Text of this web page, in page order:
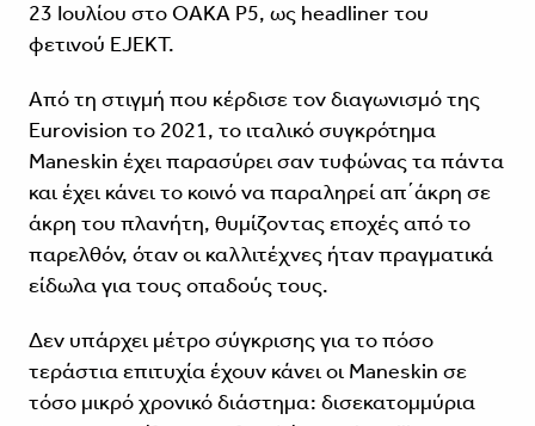
23 Ιουλίου στο ΟΑΚΑ Ρ5, ως headliner του
φετινού EJEKT.
Από τη στιγμή που κέρδισε τον διαγωνισμό της
Eurovision το 2021, το ιταλικό συγκρότημα
Maneskin έχει παρασύρει σαν τυφώνας τα πάντα
και έχει κάνει το κοινό να παραληρεί απ΄άκρη σε
άκρη του πλανήτη, θυμίζοντας εποχές από το
παρελθόν, όταν οι καλλιτέχνες ήταν πραγματικά
είδωλα για τους οπαδούς τους.
Δεν υπάρχει μέτρο σύγκρισης για το πόσο
τεράστια επιτυχία έχουν κάνει οι Maneskin σε
τόσο μικρό χρονικό διάστημα: δισεκατομμύρια